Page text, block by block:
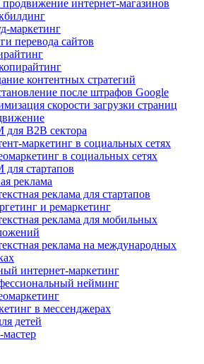
продвижение интернет-магазинов
маркетинг
перевода сайтов
контентных стратегий
после штрафов Google
скорости загрузки страниц
для B2B сектора
маркетинг в социальных сетях
в социальных сетях
для стартапов
реклама
реклама для стартапов
и ремаркетинг
реклама для мобильных
реклама на международных
интернет-маркетинг
нейминг
в мессенджерах
детей